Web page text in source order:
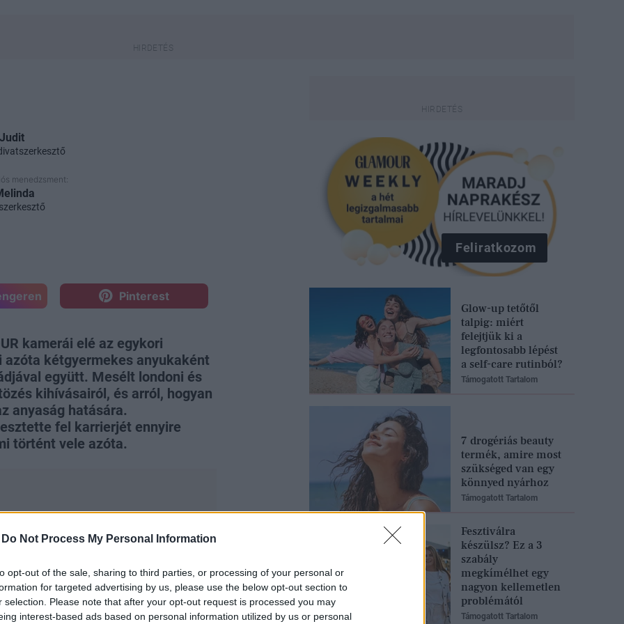
Do Not Process My Personal Information
opt-out of the sale, sharing to third parties, or processing of your personal or
for targeted advertising by us, please use the below opt-out section to
selection. Please note that after your opt-out request is processed you may
interest-based ads based on personal information utilized by us or personal
menedzsment:
Pinterest
kamerái elé az egykori
azóta kétgyermekes anyukaként
együtt. Mesélt londoni és
kihívásairól, és arról, hogyan
anyaság hatására.
fel karrierjét ennyire
történt vele azóta.
egykori szupermodellje csak úgy
pedig elmondása szerint attól
Persze, amint elkezdődött a
topmodellszerepbe. A fotózás után
hogy érzi magát új otthonában,
Feliratkozom
Glow-up tetőtől
talpig: miért
felejtjük ki a
legfontosabb lépést
a self-care rutinból?
Támogatott Tartalom
7 drogériás beauty
termék, amire most
szükséged van egy
könnyed nyárhoz
Támogatott Tartalom
Fesztiválra
készülsz? Ez a 3
szabály
megkímélhet egy
nagyon kellemetlen
problémától
Támogatott Tartalom